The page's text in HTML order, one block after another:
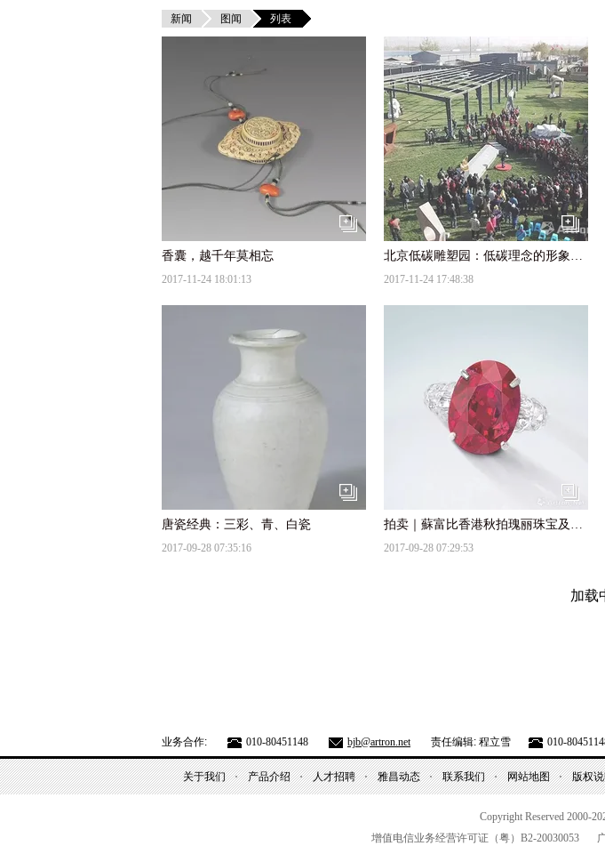
新闻 图闻 列表
香囊，越千年莫相忘
2017-11-24 18:01:13
北京低碳雕塑园：低碳理念的形象化、可视化、艺术化
2017-11-24 17:48:38
唐瓷经典：三彩、青、白瓷
2017-09-28 07:35:16
拍卖｜蘇富比香港秋拍瑰丽珠宝及翡翠首饰十大璀璨焦点
2017-09-28 07:29:53
profile｜艺术家CJ Hendry创作出超写实色彩颜料 拍卖｜海派名家名作齐现保利香港五周年秋拍